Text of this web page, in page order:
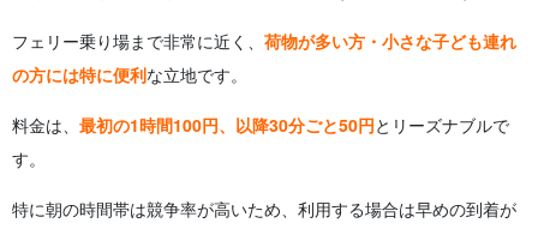
フェリー乗り場まで非常に近く、 荷物が多い方・小さな子ども連れ
の方には特に便利な立地です。
料金は、 最初の1時間100円、以降30分ごと50円とリーズナブルで
す。
特に朝の時間帯は競争率が高いため、利用する場合は早めの到着が